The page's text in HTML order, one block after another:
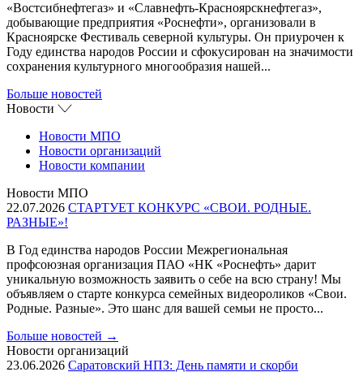
«Востсибнефтегаз» и «Славнефть-Красноярскнефтегаз»,
добывающие предприятия «Роснефти», организовали в
Красноярске Фестиваль северной культуры. Он приурочен к
Году единства народов России и сфокусирован на значимости
сохранения культурного многообразия нашей...
Больше новостей
Новости
Новости МПО
Новости организаций
Новости компании
Новости МПО
22.07.2026 СТАРТУЕТ КОНКУРС «СВОИ. РОДНЫЕ.
РАЗНЫЕ»!
В Год единства народов России Межрегиональная
профсоюзная организация ПАО «НК «Роснефть» дарит
уникальную возможность заявить о себе на всю страну! Мы
объявляем о старте конкурса семейных видеороликов «Свои.
Родные. Разные». Это шанс для вашей семьи не просто...
Больше новостей →
Новости организаций
23.06.2026 Саратовский НПЗ: День памяти и скорби